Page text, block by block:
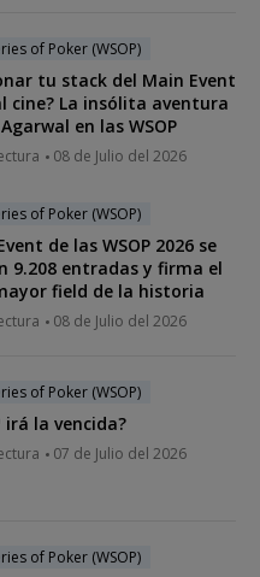
of Poker (WSOP)
tu stack del Main Event
cine? La insólita aventura
en las WSOP
08 de Julio del 2026
of Poker (WSOP)
de las WSOP 2026 se
9.208 entradas y firma el
field de la historia
08 de Julio del 2026
of Poker (WSOP)
irá la vencida?
07 de Julio del 2026
of Poker (WSOP)